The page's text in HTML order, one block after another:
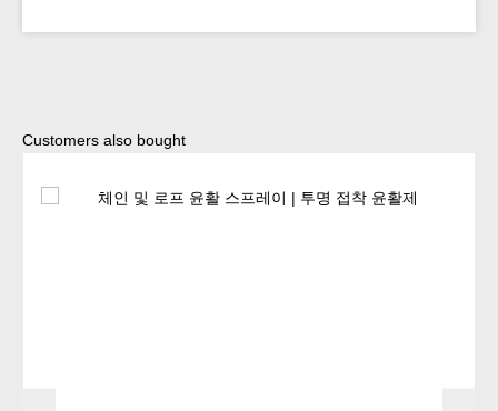
Skip product gallery
Customers also bought